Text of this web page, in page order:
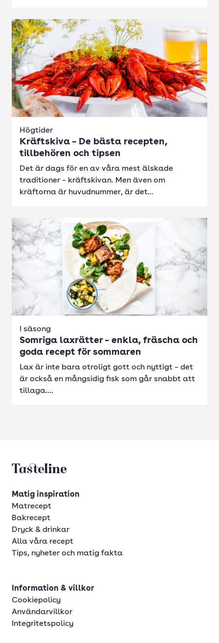
Högtider
Kräftskiva – De bästa recepten,
tillbehören och tipsen
Det är dags för en av våra mest älskade
traditioner – kräftskivan. Men även om
kräftorna är huvudnummer, är det...
I säsong
Somriga laxrätter – enkla, fräscha och
goda recept för sommaren
Lax är inte bara otroligt gott och nyttigt – det
är också en mångsidig fisk som går snabbt att
tillaga....
Tasteline startsida
Matig inspiration
Matrecept
Bakrecept
Dryck & drinkar
Alla våra recept
Tips, nyheter och matig fakta
Information & villkor
Cookiepolicy
Användarvillkor
Integritetspolicy